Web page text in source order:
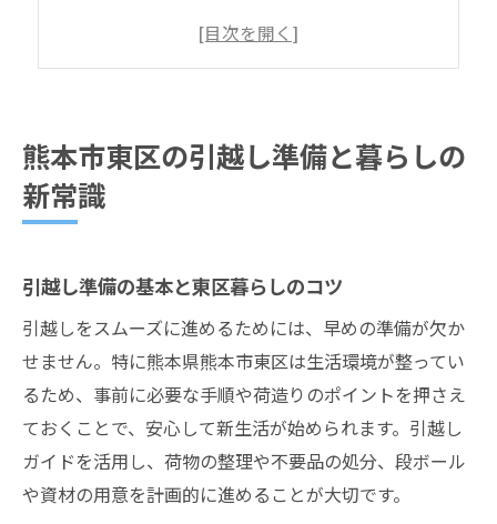
引越しで変わる東区の住環境と利便性
引越しで叶える東区の住みやすさ発見
子育て世代が注目する東区引越し事情
引越し先選びで重視したい東区の魅力
新生活を始める熊本市東区の引越し流れ
引越し流れと東区での新生活スタート
引越し当日までの段取りと準備の流れ
東区で安心できる引越しプランの作り方
熊本市東区の引越し準備と暮らしの
新常識
引越し準備の基本と東区暮らしのコツ
引越しをスムーズに進めるためには、早めの準備が欠か
せません。特に熊本県熊本市東区は生活環境が整ってい
るため、事前に必要な手順や荷造りのポイントを押さえ
ておくことで、安心して新生活が始められます。引越し
ガイドを活用し、荷物の整理や不要品の処分、段ボール
や資材の用意を計画的に進めることが大切です。